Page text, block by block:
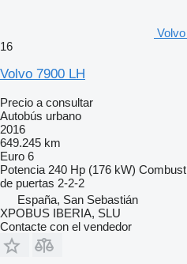
16
Volvo 7900 LH
Precio a consultar
Autobús urbano
2016
649.245 km
Euro 6
Potencia 240 Hp (176 kW)
de puertas 2-2-2
España, San Sebastián
XPOBUS IBERIA, SLU
Contacte con el vendedor